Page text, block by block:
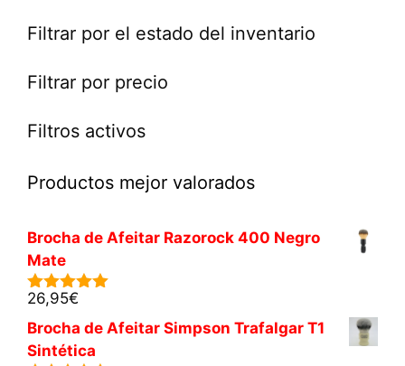
Filtrar por el estado del inventario
Filtrar por precio
Filtros activos
Productos mejor valorados
Brocha de Afeitar Razorock 400 Negro
Mate
5.00de 5
26,95€
Brocha de Afeitar Simpson Trafalgar T1
Sintética